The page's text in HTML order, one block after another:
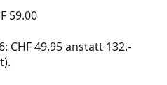
59.00
CHF 49.95 anstatt 132.-